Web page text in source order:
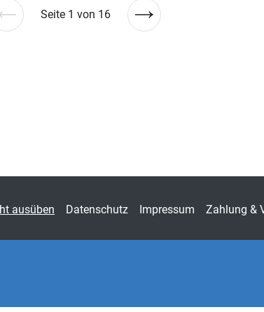
Vorherige
Seite 1 von 16
Nächste
ausüben Datenschutz Impressum Zahlung &